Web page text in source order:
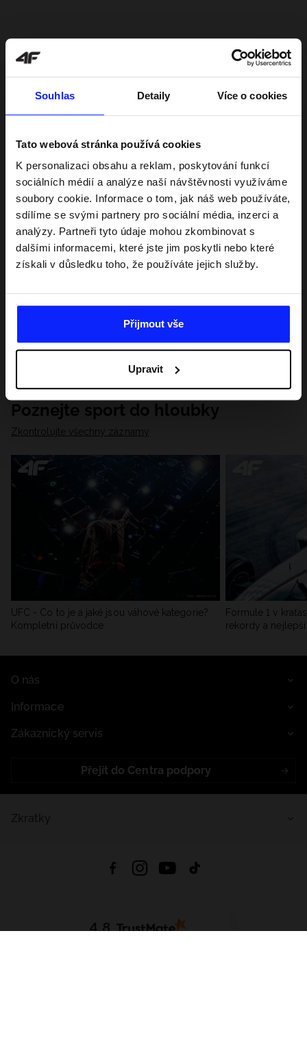
Souhlas Detaily Více o cookies
Tato webová stránka používá cookies
K personalizaci obsahu a reklam, poskytování funkcí
sociálních médií a analýze naší návštěvnosti využíváme
soubory cookie. Informace o tom, jak náš web používáte,
sdílíme se svými partnery pro sociální média, inzerci a
analýzy. Partneři tyto údaje mohou zkombinovat s
dalšími informacemi, které jste jim poskytli nebo které
získali v důsledku toho, že používáte jejich služby.
Přijmout vše
Upravit
Poznejte sport do hloubky
Zkontrolujte všechny záznamy
UFC - Co to je a jaké jsou váhové kategorie?
Kompletní průvodce
Formule 1 v
rekordy a
O nás
Informace
Zákaznický servis
Přejít do Centra podpory
4.8